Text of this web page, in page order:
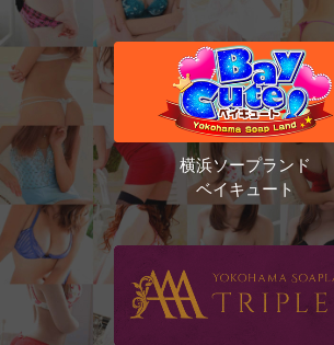
横浜ソープランド
ベイキュート